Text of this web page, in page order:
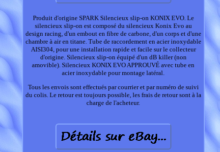
Produit d'origine SPARK Silencieux slip-on KONIX EVO. Le
silencieux slip-on est composé du silencieux Konix Evo au
design racing, d'un embout en fibre de carbone, d'un corps et d'une
chambre à air en titane. Tube de raccordement en acier inoxydable
AISI304, pour une installation rapide et facile sur le collecteur
d'origine. Silencieux slip-on équipé d'un dB killer (non
amovible). Silencieux KONIX EVO APPROUVÉ avec tube en
acier inoxydable pour montage latéral.
Tous les envois sont effectués par courrier et par numéro de suivi
du colis. Le retour est toujours possible, les frais de retour sont à la
charge de l'acheteur.